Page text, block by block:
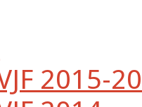
2015-